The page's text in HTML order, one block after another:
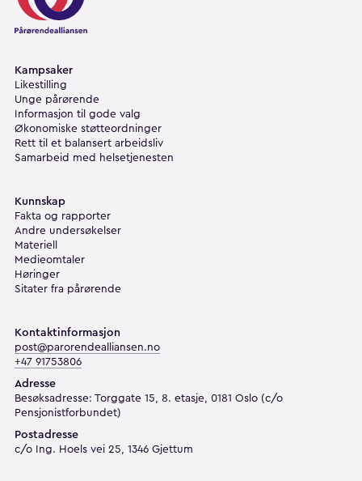
Kampsaker
Likestilling
Unge pårørende
Informasjon til gode valg
Økonomiske støtteordninger
Rett til et balansert arbeidsliv
Samarbeid med helsetjenesten
Kunnskap
Fakta og rapporter
Andre undersøkelser
Materiell
Medieomtaler
Høringer
Sitater fra pårørende
Kontaktinformasjon
post@parorendealliansen.no
+47 91753806
Adresse
Besøksadresse: Torggate 15, 8. etasje, 0181 Oslo (c/o
Pensjonistforbundet)
Postadresse
c/o Ing. Hoels vei 25, 1346 Gjettum